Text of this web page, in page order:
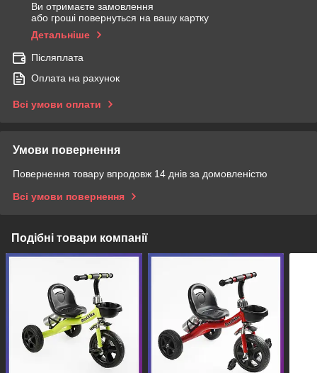
Ви отримаєте замовлення
або гроші повернуться на вашу картку
Детальніше
Післяплата
Оплата на рахунок
Всі умови оплати
Умови повернення
Повернення товару впродовж 14 днів за домовленістю
Всі умови повернення
Подібні товари компанії